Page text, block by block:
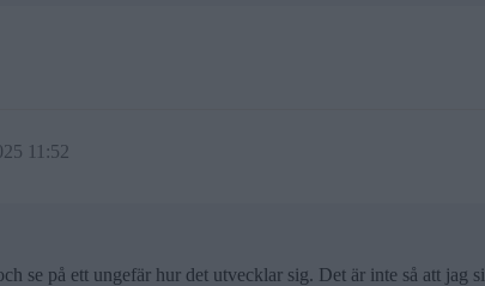
11:52
se på ett ungefär hur det utvecklar sig. Det är inte så att jag